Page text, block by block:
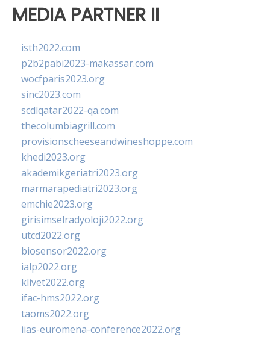
MEDIA PARTNER II
isth2022.com
p2b2pabi2023-makassar.com
wocfparis2023.org
sinc2023.com
scdlqatar2022-qa.com
thecolumbiagrill.com
provisionscheeseandwineshoppe.com
khedi2023.org
akademikgeriatri2023.org
marmarapediatri2023.org
emchie2023.org
girisimselradyoloji2022.org
utcd2022.org
biosensor2022.org
ialp2022.org
klivet2022.org
ifac-hms2022.org
taoms2022.org
iias-euromena-conference2022.org